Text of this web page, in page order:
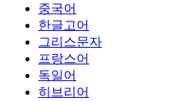
중국어
한글고어
그리스문자
프랑스어
독일어
히브리어